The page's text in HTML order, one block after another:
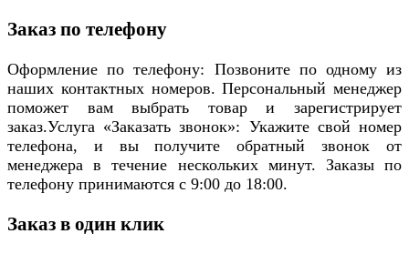
Заказ по телефону
Оформление по телефону: Позвоните по одному из
наших контактных номеров. Персональный менеджер
поможет вам выбрать товар и зарегистрирует
заказ.Услуга «Заказать звонок»: Укажите свой номер
телефона, и вы получите обратный звонок от
менеджера в течение нескольких минут. Заказы по
телефону принимаются с 9:00 до 18:00.
Заказ в один клик